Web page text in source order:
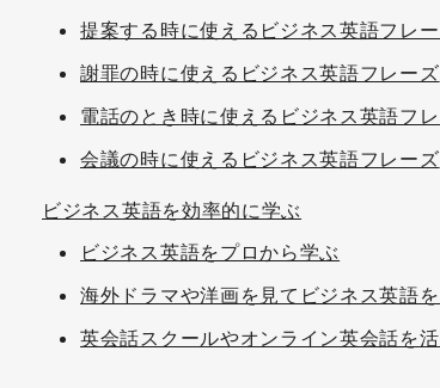
提案する時に使えるビジネス英語フレ
謝罪の時に使えるビジネス英語フレーズ
電話のとき時に使えるビジネス英語フ
会議の時に使えるビジネス英語フレーズ
ビジネス英語を効率的に学ぶ
ビジネス英語をプロから学ぶ
海外ドラマや洋画を見てビジネス英語
英会話スクールやオンライン英会話を